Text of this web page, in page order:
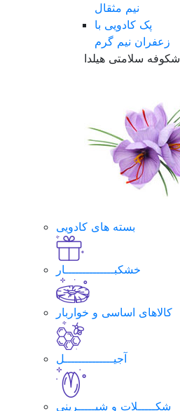
نیم مثقال
پک کادویی با
زعفران نیم گرم
شکوفه سلامتی هیلدا
بسته های کادویی
خشکبــــــــــــــار
کالاهای اساسی و خواربار
آجیــــــــــــــل
شکـــــلات و شیـــــرینی